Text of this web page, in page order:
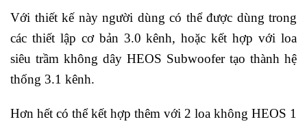
Với thiết kế này người dùng có thể được dùng trong
các thiết lập cơ bản 3.0 kênh, hoặc kết hợp với loa
siêu trầm không dây HEOS Subwoofer tạo thành hệ
thống 3.1 kênh.
Hơn hết có thể kết hợp thêm với 2 loa không HEOS 1